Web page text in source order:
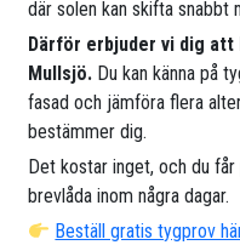
där solen kan skifta snabbt
Därför erbjuder vi dig
Mullsjö. Du kan känna på
fasad och jämföra flera
bestämmer dig.
Det kostar inget, och du
brevlåda inom några dagar.
Beställ gratis tygprov